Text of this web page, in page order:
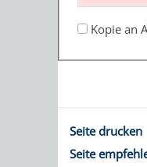
HITS
FÜR
BLOGGER
Kopie an
Seite drucken
Seite